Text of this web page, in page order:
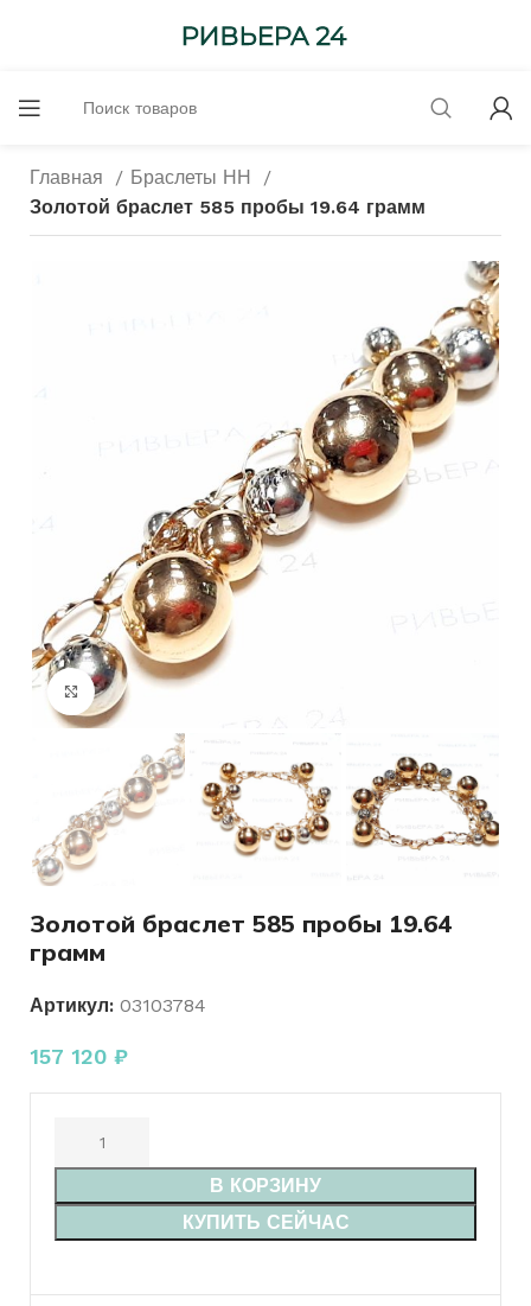
Главная
Браслеты НН
Золотой браслет 585 пробы 19.64 грамм
Нажмите, чтобы увеличить
Золотой браслет 585 пробы 19.64
грамм
Артикул: 03103784
157 120 ₽
В КОРЗИНУ
КУПИТЬ СЕЙЧАС